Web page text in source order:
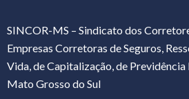
SINCOR-MS – Sindicato dos
Empresas Corretoras de Seguros,
Vida, de Capitalização, de
Mato Grosso do Sul